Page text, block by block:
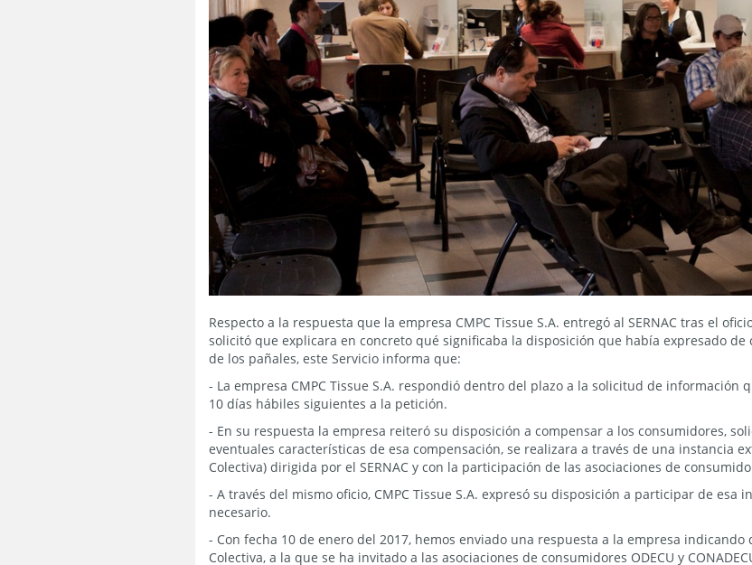
Respecto a la respuesta que la empresa CMPC Tissue S.A. entregó al SERNAC tras el
solicitó que explicara en concreto qué significaba la disposición que había expresado de
de los pañales, este Servicio informa que:
- La empresa CMPC Tissue S.A. respondió dentro del plazo a la solicitud de información
10 días hábiles siguientes a la petición.
- En su respuesta la empresa reiteró su disposición a compensar a los consumidores,
eventuales características de esa compensación, se realizara a través de una instancia
Colectiva) dirigida por el SERNAC y con la participación de las asociaciones de
- A través del mismo oficio, CMPC Tissue S.A. expresó su disposición a participar de esa
necesario.
- Con fecha 10 de enero del 2017, hemos enviado una respuesta a la empresa
Colectiva, a la que se ha invitado a las asociaciones de consumidores ODECU y